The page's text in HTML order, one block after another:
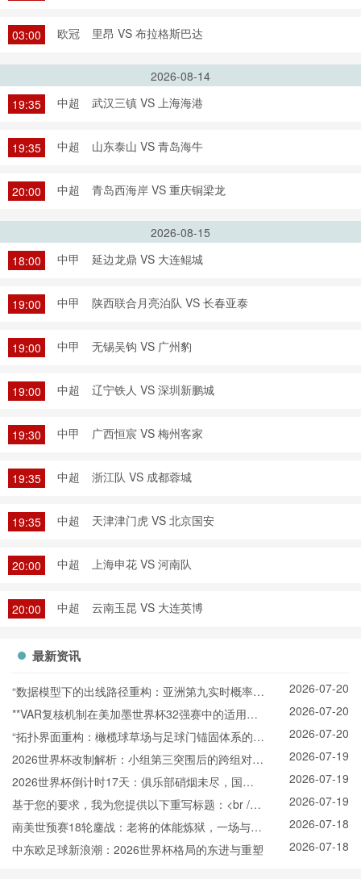
03:00 欧冠 里昂 VS 布拉格斯巴达
2026-08-14
19:35
中超 武汉三镇 VS 上海海港
19:35 中超 山东泰山 VS 青岛海牛
20:00 中超 青岛西海岸 VS 重庆铜梁龙
2026-08-15
18:00
中甲 延边龙鼎 VS 大连鲲城
19:00 中甲 陕西联合月亮泊队 VS 长春亚泰
19:00 中甲 无锡吴钩 VS 广州豹
19:00 中超 辽宁铁人 VS 深圳新鹏城
19:30 中甲 广西恒宸 VS 梅州客家
19:35 中超 浙江队 VS 成都蓉城
19:35 中超 天津津门虎 VS 北京国安
20:00 中超 上海申花 VS 河南队
20:00 中超 云南玉昆 VS 大连英博
最新资讯
“数据模型下的出线路径重构：亚洲第九实时概率推
演与战术适配”
2026-07-20
**VAR复核机制在美加墨世界杯32强赛中的适用困
境与争议焦点深度解析**
2026-07-20
“拓扑界面重构：橄榄球草场与足球门锚固体系的空
间耦合机制”
2026-07-20
2026世界杯改制解析：小组第三突围后的跨组对战
机制
2026-07-19
2026世界杯倒计时17天：俱乐部硝烟未尽，国家
队已悄然“换阵”新战场
2026-07-19
基于您的要求，我为您提供以下重写标题：<br />
<br /> **2026世界杯北美空域动态协调机制：跨区
航路弹性管理与区域交通网络协同效能分析**
2026-07-19
南美世预赛18轮鏖战：老将的体能炼狱，一场与岁
月的拉锯
2026-07-18
中东欧足球新浪潮：2026世界杯格局的东进与重塑
2026-07-18